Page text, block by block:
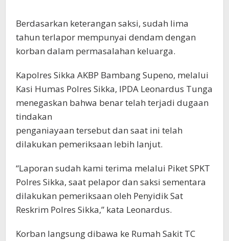
Berdasarkan keterangan saksi, sudah lima
tahun terlapor mempunyai dendam dengan
korban dalam permasalahan keluarga.
Kapolres Sikka AKBP Bambang Supeno, melalui
Kasi Humas Polres Sikka, IPDA Leonardus Tunga
menegaskan bahwa benar telah terjadi dugaan
tindakan
penganiayaan tersebut dan saat ini telah
dilakukan pemeriksaan lebih lanjut.
“Laporan sudah kami terima melalui Piket SPKT
Polres Sikka, saat pelapor dan saksi sementara
dilakukan pemeriksaan oleh Penyidik Sat
Reskrim Polres Sikka,” kata Leonardus.
Korban langsung dibawa ke Rumah Sakit TC